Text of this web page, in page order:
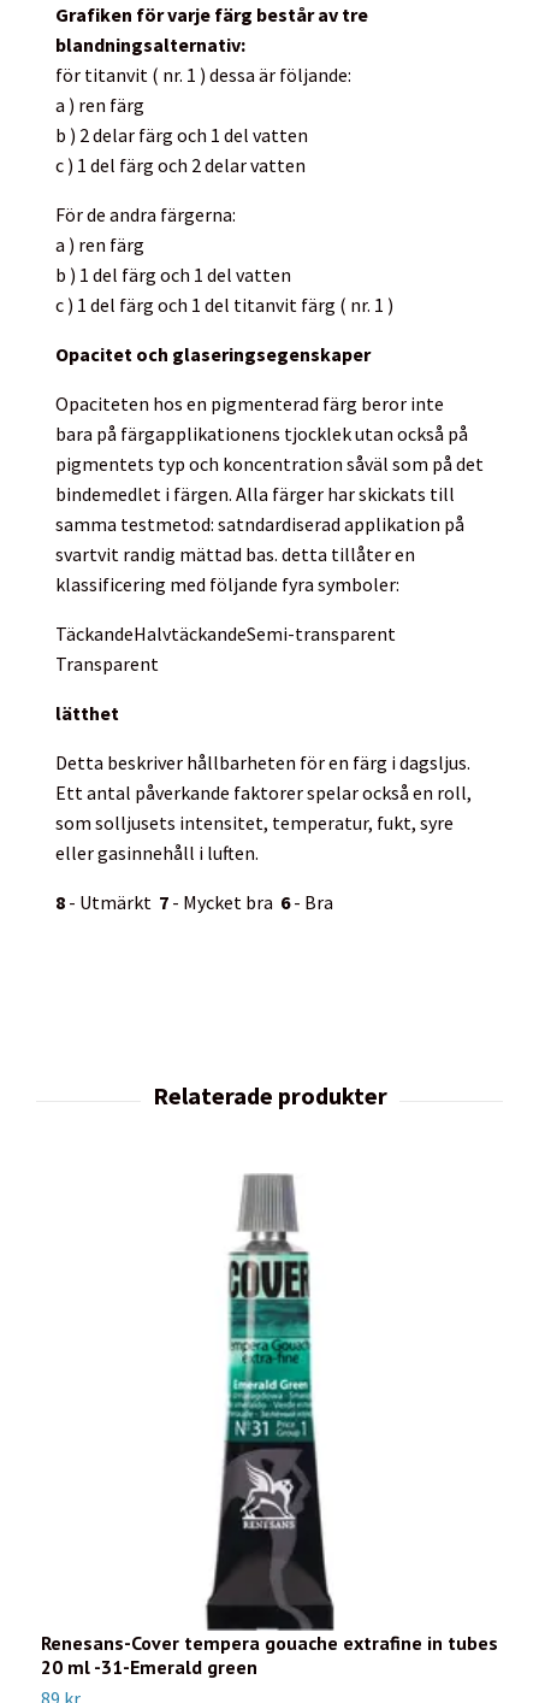
Grafiken för varje färg består av tre
blandningsalternativ:
för titanvit ( nr. 1 ) dessa är följande:
a ) ren färg
b ) 2 delar färg och 1 del vatten
c ) 1 del färg och 2 delar vatten
För de andra färgerna:
a ) ren färg
b ) 1 del färg och 1 del vatten
c ) 1 del färg och 1 del titanvit färg ( nr. 1 )
Opacitet och glaseringsegenskaper
Opaciteten hos en pigmenterad färg beror inte
bara på färgapplikationens tjocklek utan också på
pigmentets typ och koncentration såväl som på det
bindemedlet i färgen. Alla färger har skickats till
samma testmetod: satndardiserad applikation på
svartvit randig mättad bas. detta tillåter en
klassificering med följande fyra symboler:
TäckandeHalvtäckandeSemi-transparent
Transparent
lätthet
Detta beskriver hållbarheten för en färg i dagsljus.
Ett antal påverkande faktorer spelar också en roll,
som solljusets intensitet, temperatur, fukt, syre
eller gasinnehåll i luften.
8 - Utmärkt 7 - Mycket bra 6- Bra
Renesans-Cover tempera gouache extrafine in tubes
20 ml -31-Emerald green
89 kr